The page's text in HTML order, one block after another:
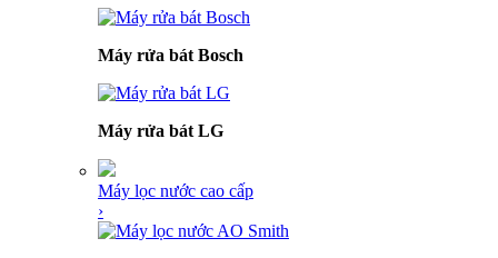
Máy rửa bát Bosch
Máy rửa bát LG
Máy lọc nước cao cấp
›